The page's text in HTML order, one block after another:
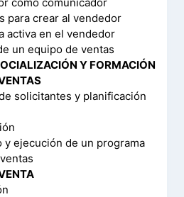
para crear al vendedor
activa en el vendedor
un equipo de ventas
Y FORMACIÓN
solicitantes y planificación
ejecución de un programa